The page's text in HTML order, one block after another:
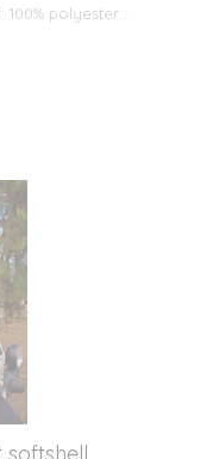
polyester…
softshell